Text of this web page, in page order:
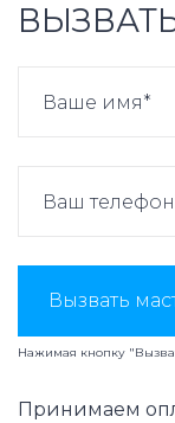
Вызвать
Нажимая кнопку
Принимаем